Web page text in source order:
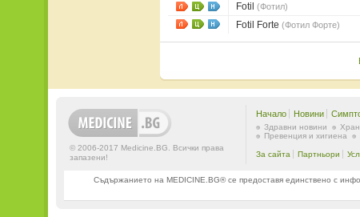
Fotil (Фотил)
Fotil Forte (Фотил Форте)
© 2006-2017 Medicine.BG. Всички права
запазени!
Начало Новини
Здравни новини
Превенция и хигиена
За сайта Партньори
Съдържанието на MEDICINE.BG® се предоставя единствено с